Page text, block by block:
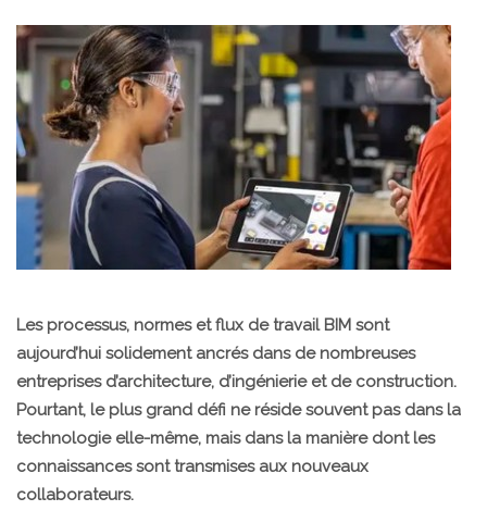
Les processus, normes et flux de travail BIM sont
aujourd’hui solidement ancrés dans de nombreuses
entreprises d’architecture, d’ingénierie et de construction.
Pourtant, le plus grand défi ne réside souvent pas dans la
technologie elle-même, mais dans la manière dont les
connaissances sont transmises aux nouveaux
collaborateurs.